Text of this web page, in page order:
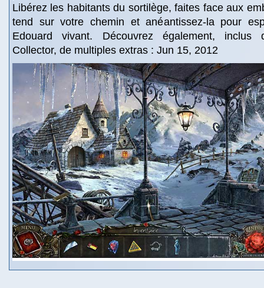
Libérez les habitants du sortilège, faites face aux
tend sur votre chemin et anéantissez-la pour
Edouard vivant. Découvrez également, inclus
Collector, de multiples extras : Jun 15, 2012